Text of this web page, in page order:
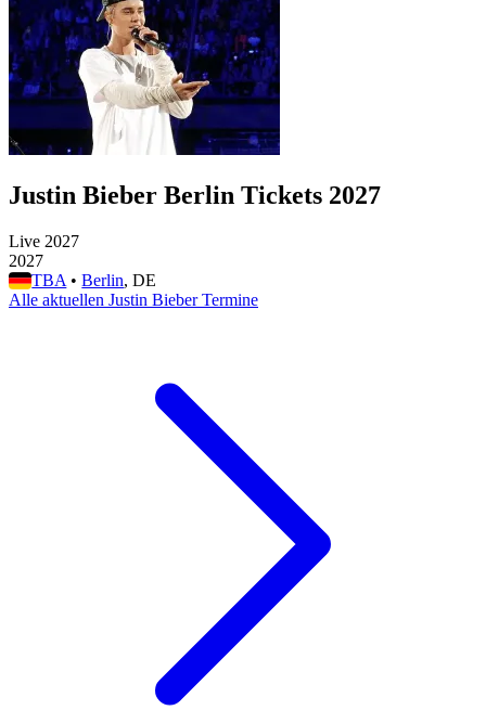
Justin Bieber Berlin Tickets 2027
Live 2027
2027
TBA • Berlin, DE
Alle aktuellen Justin Bieber Termine